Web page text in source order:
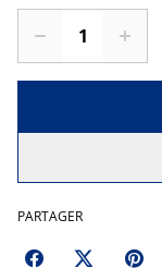
PARTAGER